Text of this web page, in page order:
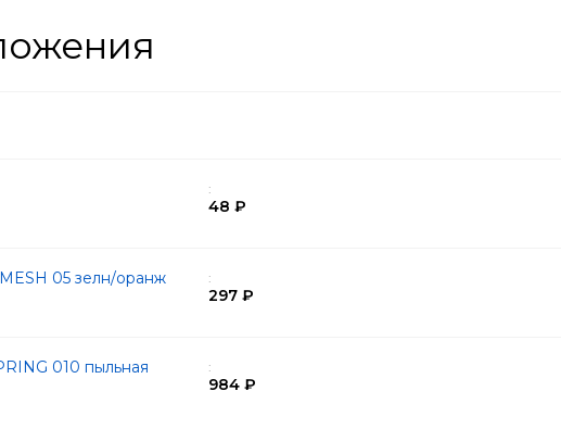
:
48 ₽
05 зелн/оранж :
297 ₽
010 пыльная
:
984 ₽